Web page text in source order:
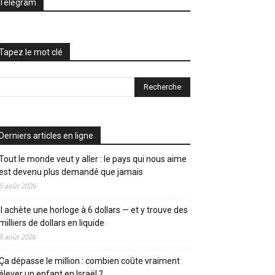
le mot clé
articles en ligne
le monde veut y aller : le pays qui nous aime
devenu plus demandé que jamais
août 2026
achète une horloge à 6 dollars — et y trouve des
de dollars en liquide
août 2026
dépasse le million : combien coûte vraiment